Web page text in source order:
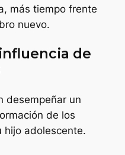
más tiempo frente
nuevo.
de
desempeñar un
de los
hijo adolescente.